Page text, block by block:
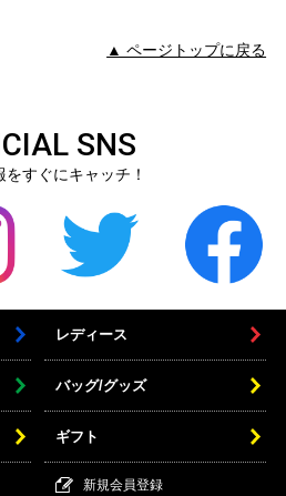
▲ ページトップに戻る
SNS
をすぐにキャッチ！
レディース
バッグ/グッズ
ギフト
新規会員登録